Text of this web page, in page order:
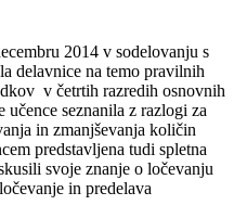
2014 v sodelovanju s
delavnice na temo pravilnih
v četrtih razredih osnovnih
seznanila z razlogi za
in zmanjševanja količin
predstavljena tudi spletna
svoje znanje o ločevanju
in predelava